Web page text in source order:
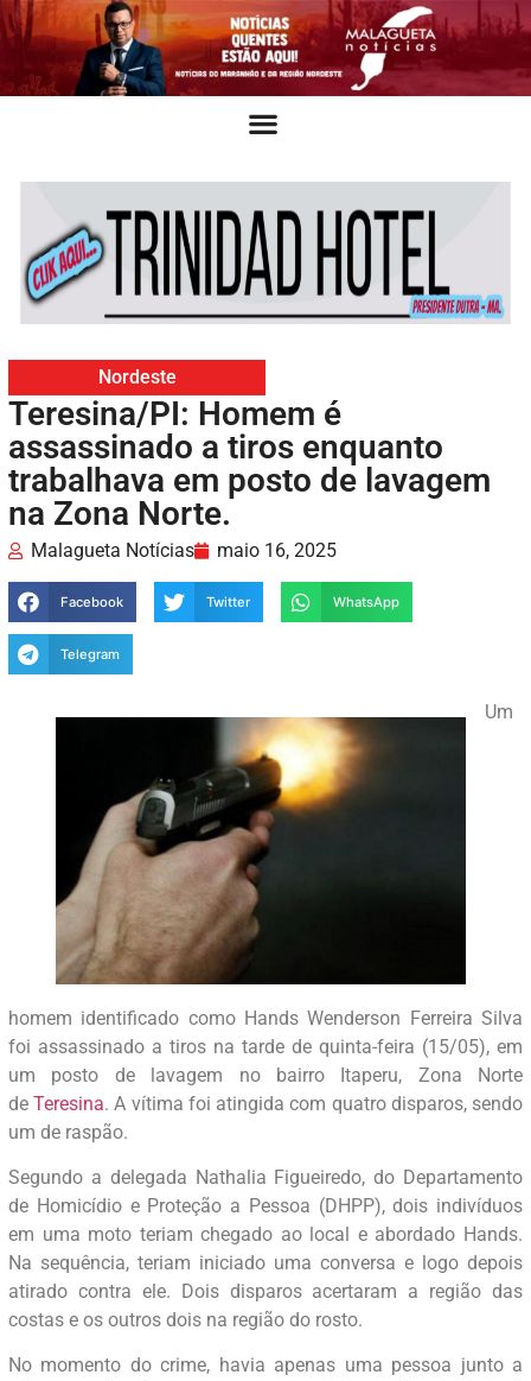
Nordeste
Teresina/PI: Homem é
assassinado a tiros enquanto
trabalhava em posto de lavagem
na Zona Norte.
Malagueta Notícias maio 16, 2025
Facebook Twitter WhatsApp
Telegram
Um
homem identificado como Hands Wenderson Ferreira Silva
foi assassinado a tiros na tarde de quinta-feira (15/05), em
um posto de lavagem no bairro Itaperu, Zona Norte
deTeresina. A vítima foi atingida com quatro disparos, sendo
um de raspão.
Segundo a delegada Nathalia Figueiredo, do Departamento
de Homicídio e Proteção a Pessoa (DHPP), dois indivíduos
em uma moto teriam chegado ao local e abordado Hands.
Na sequência, teriam iniciado uma conversa e logo depois
atirado contra ele. Dois disparos acertaram a região das
costas e os outros dois na região do rosto.
No momento do crime, havia apenas uma pessoa junto a